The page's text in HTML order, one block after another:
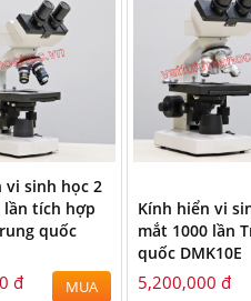
vi sinh học 2
lần tích hợp
quốc
đ MUA
Kính hiển vi
mắt 1000 lần
quốc DMK10E
5,200,000 đ